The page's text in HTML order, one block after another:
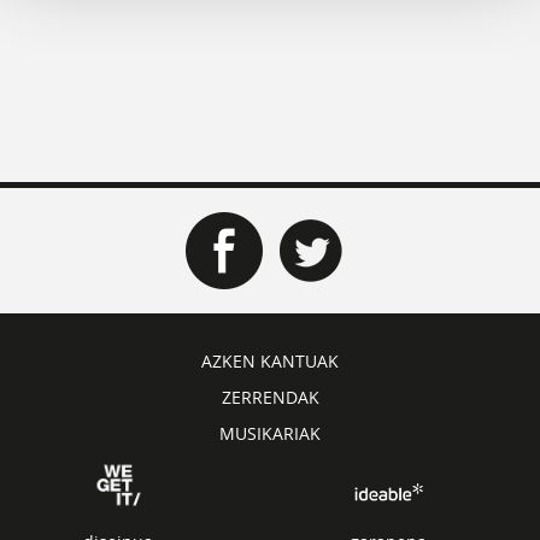
AZKEN KANTUAK
ZERRENDAK
MUSIKARIAK